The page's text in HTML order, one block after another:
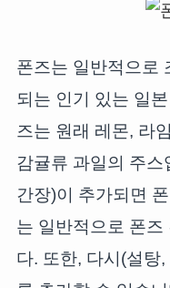
폰즈는 일반적으로
되는 인기 있는 일
즈는 원래 레몬, 라
감귤류 과일의 주
간장)이 추가되면
는 일반적으로 폰즈
다. 또한, 다시(설탕